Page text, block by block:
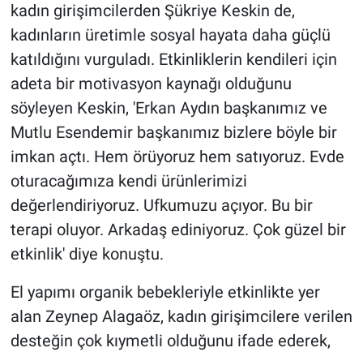
kadın girişimcilerden Şükriye Keskin de,
kadınların üretimle sosyal hayata daha güçlü
katıldığını vurguladı. Etkinliklerin kendileri için
adeta bir motivasyon kaynağı olduğunu
söyleyen Keskin, 'Erkan Aydın başkanımız ve
Mutlu Esendemir başkanımız bizlere böyle bir
imkan açtı. Hem örüyoruz hem satıyoruz. Evde
oturacağımıza kendi ürünlerimizi
değerlendiriyoruz. Ufkumuzu açıyor. Bu bir
terapi oluyor. Arkadaş ediniyoruz. Çok güzel bir
etkinlik' diye konuştu.
El yapımı organik bebekleriyle etkinlikte yer
alan Zeynep Alagaöz, kadın girişimcilere verilen
desteğin çok kıymetli olduğunu ifade ederek,